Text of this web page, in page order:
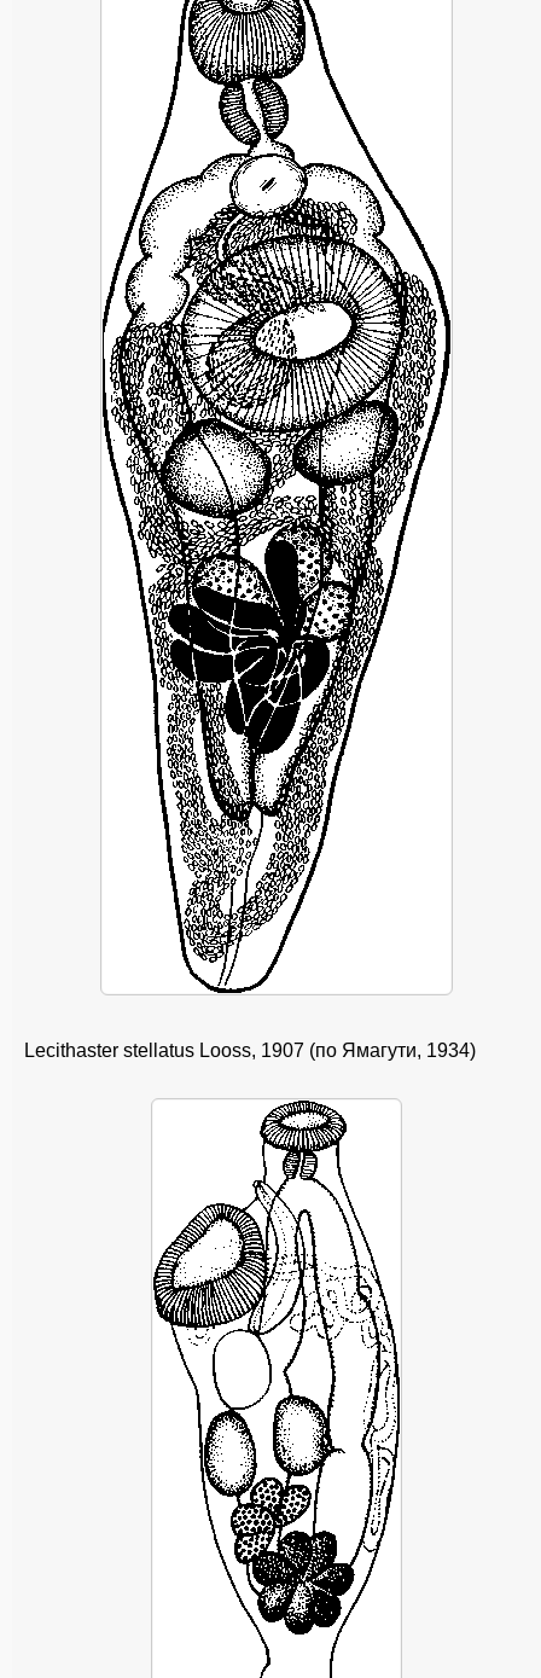
Lecithaster stellatus Looss, 1907 (по Ямагути, 1934)